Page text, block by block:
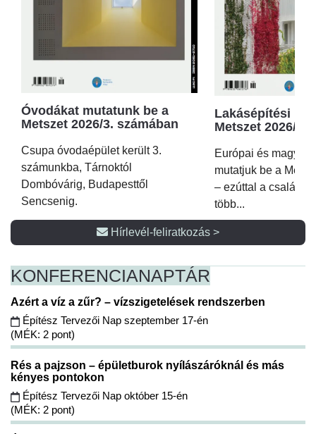
Óvodákat mutatunk be a
Metszet 2026/3. számában
Csupa óvodaépület került 3.
számunkba, Tárnoktól
Dombóvárig, Budapesttől
Sencsenig.
Lakásépítési
Metszet 2026/2.
Európai és magyar
mutatjuk be a
– ezúttal a családi
több...
Hírlevél-feliratkozás >
KONFERENCIANAPTÁR
Azért a víz a zűr? – vízszigetelések rendszerben
Építész Tervezői Nap szeptember 17-én
(MÉK: 2 pont)
Rés a pajzson – épületburok nyílászáróknál és más
kényes pontokon
Építész Tervezői Nap október 15-én
(MÉK: 2 pont)